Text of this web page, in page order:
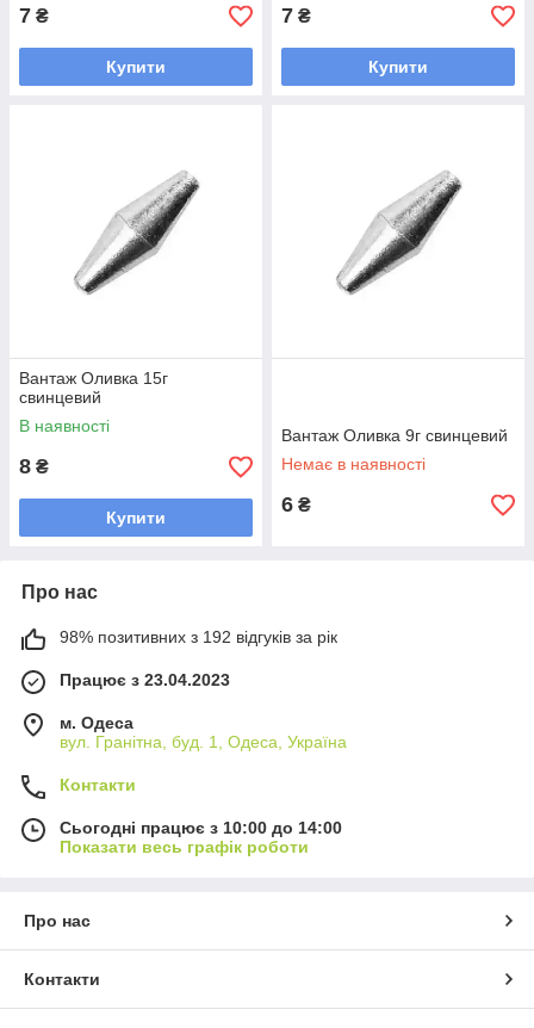
7 ₴
Купити
7 ₴
Купити
Вантаж Оливка 15г
свинцевий
В наявності
8 ₴
Купити
Вантаж Оливка 9г свинцевий
Немає в наявності
6 ₴
Про нас
98% позитивних з 192 відгуків за рік
Працює з 23.04.2023
м. Одеса
вул. Гранітна, буд. 1, Одеса, Україна
Контакти
Сьогодні працює з 10:00 до 14:00
Показати весь графік роботи
Про нас
Контакти